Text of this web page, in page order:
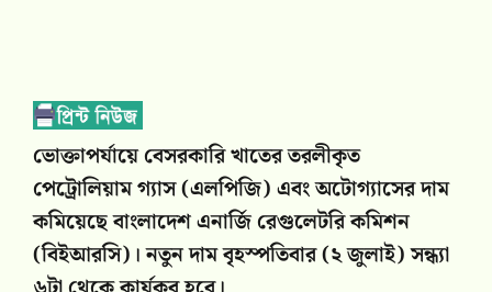
ভোক্তাপর্যায়ে বেসরকারি খাতের তরলীকৃত
পেট্রোলিয়াম গ্যাস (এলপিজি) এবং অটোগ্যাসের দাম
কমিয়েছে বাংলাদেশ এনার্জি রেগুলেটরি কমিশন
(বিইআরসি)। নতুন দাম বৃহস্পতিবার (২ জুলাই) সন্ধ্যা